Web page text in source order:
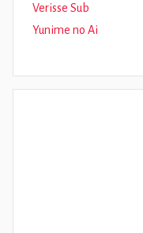
Verisse Sub
Yunime no Ai